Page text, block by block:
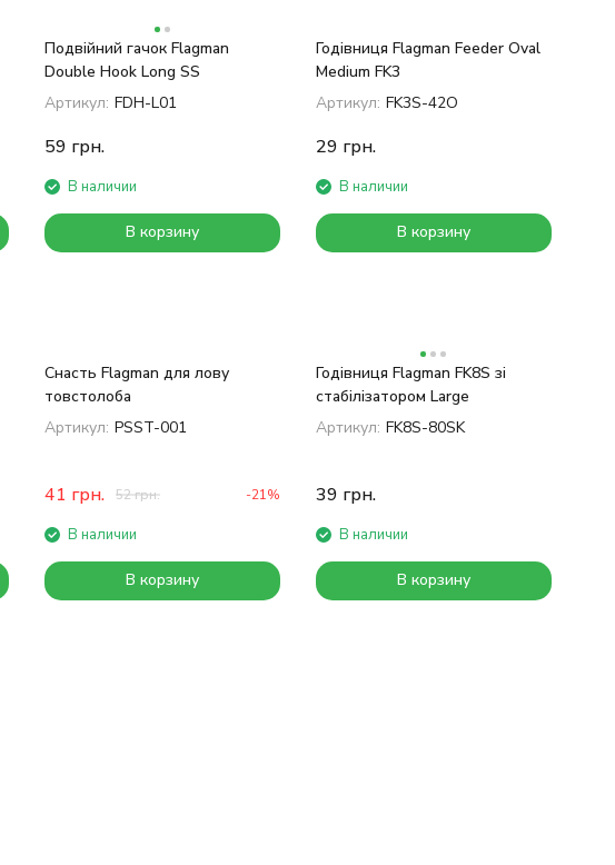
Подвійний гачок Flagman
Double Hook Long SS
Артикул: FDH-L01
59 грн.
В наличии
В корзину
Годівниця Flagman Feeder Oval
Medium FK3
Артикул: FK3S-42O
29 грн.
В наличии
В корзину
Снасть Flagman для лову
товстолоба
Артикул: PSST-001
41 грн. 52грн. -21%
В наличии
В корзину
Годівниця Flagman FK8S зі
стабілізатором Large
Артикул: FK8S-80SK
39 грн.
В наличии
В корзину